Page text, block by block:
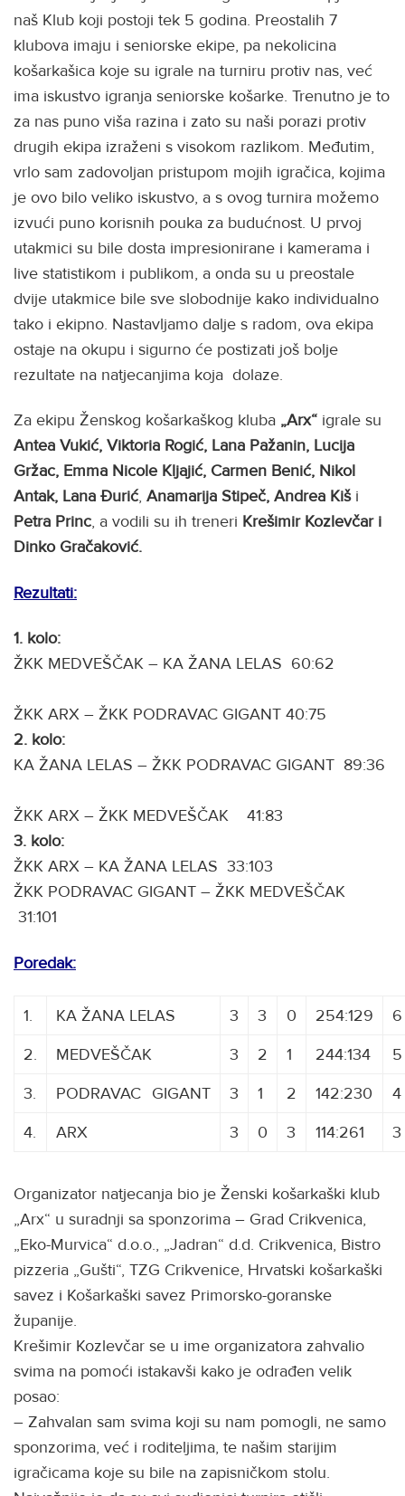
naš Klub koji postoji tek 5 godina. Preostalih 7
klubova imaju i seniorske ekipe, pa nekolicina
košarkašica koje su igrale na turniru protiv nas, već
ima iskustvo igranja seniorske košarke. Trenutno je to
za nas puno viša razina i zato su naši porazi protiv
drugih ekipa izraženi s visokom razlikom. Međutim,
vrlo sam zadovoljan pristupom mojih igračica, kojima
je ovo bilo veliko iskustvo, a s ovog turnira možemo
izvući puno korisnih pouka za budućnost. U prvoj
utakmici su bile dosta impresionirane i kamerama i
live statistikom i publikom, a onda su u preostale
dvije utakmice bile sve slobodnije kako individualno
tako i ekipno. Nastavljamo dalje s radom, ova ekipa
ostaje na okupu i sigurno će postizati još bolje
rezultate na natjecanjima koja dolaze.
Za ekipu Ženskog košarkaškog kluba „Arx“ igrale su
Antea Vukić, Viktoria Rogić, Lana Pažanin, Lucija
Gržac, Emma Nicole Kljajić, Carmen Benić, Nikol
Antak, Lana Đurić, Anamarija Stipeč, Andrea Kiši
Petra Princ, a vodili su ih treneri Krešimir Kozlevčari
Dinko Gračaković.
Rezultati:
1. kolo:
ŽKK MEDVEŠČAK – KA ŽANA LELAS 60:62
ŽKK ARX – ŽKK PODRAVAC GIGANT 40:75
2. kolo:
KA ŽANA LELAS – ŽKK PODRAVAC GIGANT 89:36
ŽKK ARX – ŽKK MEDVEŠČAK 41:83
3. kolo:
ŽKK ARX – KA ŽANA LELAS 33:103
ŽKK PODRAVAC GIGANT – ŽKK MEDVEŠČAK
31:101
Poredak:
1. KA ŽANA LELAS 3 3 0 254:129
6
2.
MEDVEŠČAK 3 2 1 244:134
5
3.
PODRAVAC GIGANT 3 1 2 142:230
4
4.
ARX 3 0 3 114:261 3
Organizator natjecanja bio je Ženski košarkaški klub
„Arx“ u suradnji sa sponzorima – Grad Crikvenica,
„Eko-Murvica“ d.o.o., „Jadran“ d.d. Crikvenica, Bistro
pizzeria „Gušti“, TZG Crikvenice, Hrvatski košarkaški
savez i Košarkaški savez Primorsko-goranske
županije.
Krešimir Kozlevčar se u ime organizatora zahvalio
svima na pomoći istakavši kako je odrađen velik
posao:
– Zahvalan sam svima koji su nam pomogli, ne samo
sponzorima, već i roditeljima, te našim starijim
igračicama koje su bile na zapisničkom stolu.